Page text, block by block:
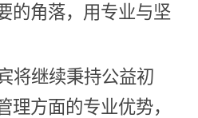
的角落，用专业与坚
将继续秉持公益初
理方面的专业优势，